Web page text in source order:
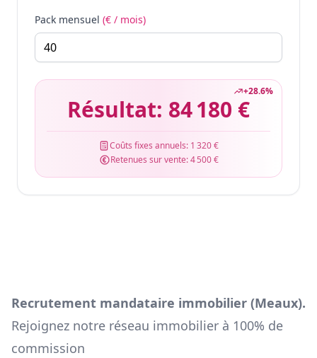
Pack mensuel (€ / mois)
+28.6%
Résultat: 84 180 €
Coûts fixes annuels: 1 320 €
Retenues sur vente:4 500 €
Recrutement mandataire immobilier (Meaux).
Rejoignez notre réseau immobilier à 100% de
commission